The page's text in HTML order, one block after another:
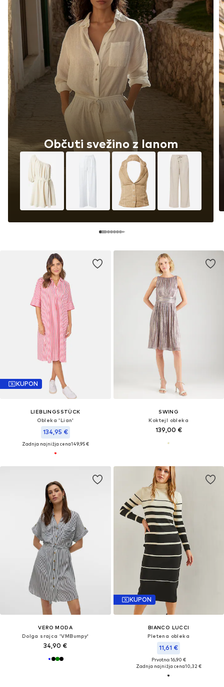
Občuti svežino z lanom
KUPON
LIEBLINGSSTÜCK
Obleka 'Lian'
134,95 €
Zadnja najnižja cena149,95 €
SWING
Koktejl obleka
139,00 €
VERO MODA
Dolga srajca 'VMBumpy'
34,90 €
KUPON
BIANCO LUCCI
Pletena obleka
11,61 €
Prvotno: 16,90 €
Zadnja najnižja cena10,32 €